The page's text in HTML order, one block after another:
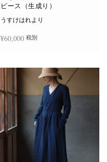
ピース（生成り）
うすけはれより
¥60,000 税別